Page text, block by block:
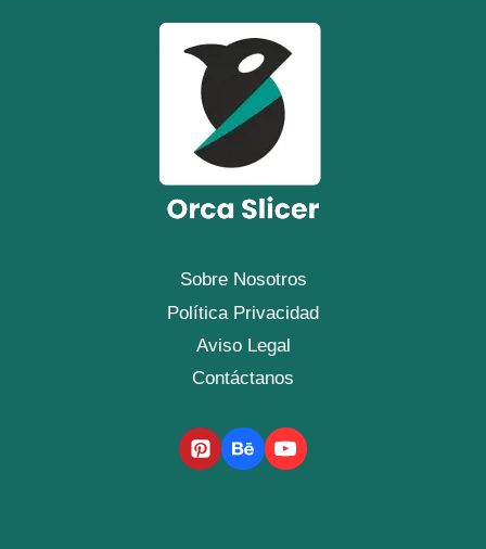
Sobre Nosotros
Política Privacidad
Aviso Legal
Contáctanos